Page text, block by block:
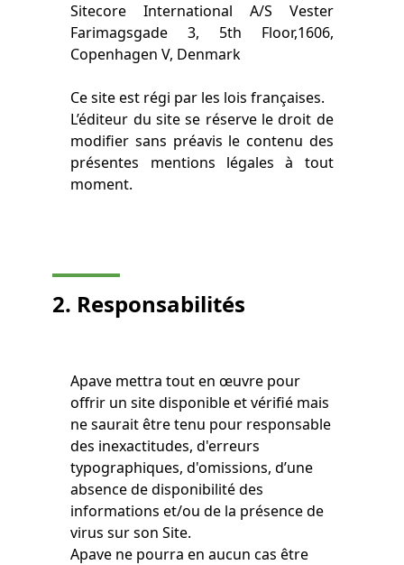
Sitecore International A/S Vester
Farimagsgade 3, 5th Floor,1606,
Copenhagen V, Denmark
Ce site est régi par les lois françaises.
L’éditeur du site se réserve le droit de
modifier sans préavis le contenu des
présentes mentions légales à tout
moment.
2. Responsabilités
Apave mettra tout en œuvre pour
offrir un site disponible et vérifié mais
ne saurait être tenu pour responsable
des inexactitudes, d'erreurs
typographiques, d'omissions, d’une
absence de disponibilité des
informations et/ou de la présence de
virus sur son Site.
Apave ne pourra en aucun cas être